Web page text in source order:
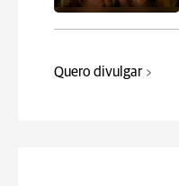
Quero divulgar